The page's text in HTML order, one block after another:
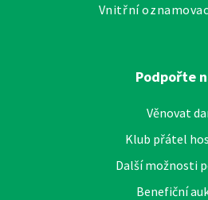
Vnitřní
Podpořte
Věnovat
Klub přátel
Další možnosti
Benefiční